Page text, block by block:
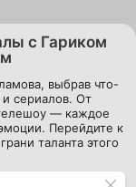
с Гариком
выбрав что-
сериалов. От
— каждое
Перейдите к
таланта этого